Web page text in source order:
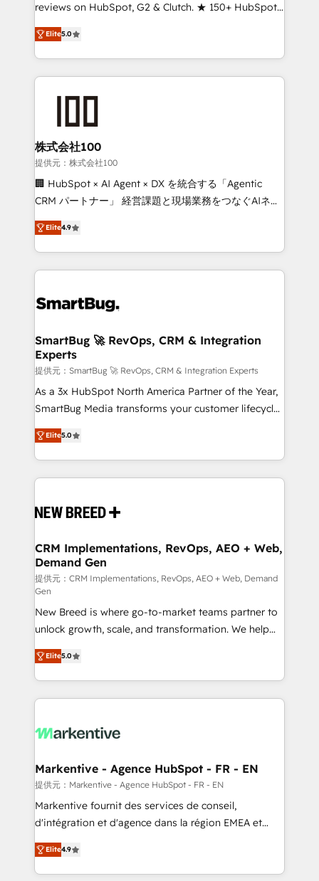
reviews on HubSpot, G2 & Clutch. ★ 150+ HubSpot
Certified Experts & Trainers across the team ★
1,500+ implementations across five continents ★ AI-
First, RevOps-led, Onboarding obsessed ★
Company of the Year 2024/25 INSIDEA helps
and build AI-powered workflows that drive adoption
from week one, in your time zone. What we do ➤
Onboarding: Live in weeks, with workflows built
around your business, not a template. ➤ Migration:
Move from any legacy CRM. Zero downtime, full data
run your revenue process. Sales, marketing, and
service wired together. ➤ AI and Integrations: Layer
tune-ups, feature rollouts, adoption coaching. Buying
HubSpot, switching to it, or reviving a stale portal?
We are built for the work.
Elite5.0
株式会社100
提供元：株式会社100
🏢 HubSpot × AI Agent × DX を統合する「Agentic
CRM パートナー」 経営課題と現場業務をつなぐAIネイ
ティブ・エージェンシーとして、HubSpot Eliteの実装
力で顧客フロント業務を再設計します。 💡 100inc は何
をする会社か？ HubSpotを共通基盤に、AIエージェン
トを組み込んだ顧客フロント業務（マーケティング・営
ィブ・エージェンシーです。事業部・グループ会社・部
を、CRMを軸とした全社共通基盤に再構築します。意
思決定者・PMO・現場担当者に並走します。 1️⃣
HubSpot導入・活用支援 顧客データの一元化から、
GTMの見える化・自動化まで。全Hub統合運用、デー
タ品質設計、グループ横断のCRM統合に対応します。
の一部をAIが自律実行する組織への移行を設計・実装。
Breeze・Claude等をHubSpotと連携させ、役割定義・
革を、構想から実装・定着までPMOとして主導。「設
の統合・浸透・変革管理を実行します。 ▸ CMS戦略設
計・構築：リード獲得・CVR・SEOを前提にした情報設
計・導線設計・テンプレート設計をContent Hubで一体
提供。 ▸ 既存CRM・MAからの移行支援：Salesforce・
Marketo・Pardot等からの移行、カスタム設計、履歴
データ移行と活用設計まで。 ▸ AEO対応：ChatGPT・
ンツとサイト構造を最適化。 🏆 なぜ100incを選ぶの
か？ ✓ HubSpot Eliteパートナー認定 ✓ HubSpotアワ
ード受賞・HUGリーダー ✓ ISO27001:2022 /
HubSpot大百科 出版 CRM・AI活用に関するご相談、現
せください。
Elite4.9
SmartBug 🚀 RevOps, CRM & Integration
Experts
提供元：SmartBug 🚀 RevOps, CRM & Integration Experts
As a 3x HubSpot North America Partner of the Year,
SmartBug Media transforms your customer lifecycle
into a revenue engine. Our unified ecosystem
includes specialized divisions Globalia (AI &
Software) and Point Success Media (Paid Media),
making this the official home for all three brands. 🔄
and system integrations powered by Globalia’s
trainers to drive platform adoption. 📈 Revenue
Generation - Full-funnel marketing and high-
performance advertising via Point Success Media. -
Expert deployment of Breeze AI and custom agents
to automate growth. 🏆 Elite Excellence - 8 platform
accreditations and deep HIPAA-compliance
expertise. - A team of 250+ experts dedicated to
your resilient growth.
Elite5.0
CRM Implementations, RevOps, AEO + Web,
Demand Gen
提供元：CRM Implementations, RevOps, AEO + Web, Demand
Gen
New Breed is where go-to-market teams partner to
unlock growth, scale, and transformation. We help
companies activate HubSpot’s AI-powered
customer platform and operationalize HubSpot’s
Loop Marketing framework through expert-led
services, smart agents, and purpose-built apps,
results, fast. ⚙️CRM & RevOps: Align all Hubs to your
🎯Demand Gen & ABM: Drive pipeline with inbound,
ABM, AEO, SEO, & paid media. 👩‍💻Web Design:
Build high-performing websites with UX, messaging,
& conversion strategy that drive results. 🤖AI
AI, & maximize AEO with tailored AI services. 🧩
Integrations: Extend HubSpot with custom
Elite5.0
Markentive - Agence HubSpot - FR - EN
提供元：Markentive - Agence HubSpot - FR - EN
Markentive fournit des services de conseil,
d'intégration et d'agence dans la région EMEA et
North America. Avec plus de 115 experts en
marketing automation, Growth, Revops, CRM et
webdesign. Markentive is both a consulting firm, a
Elite4.9